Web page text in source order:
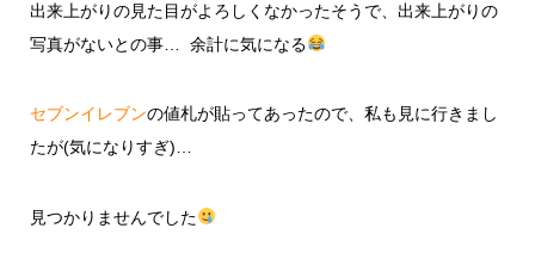
出来上がりの見た目がよろしくなかったそうで、出来上がりの
写真がないとの事… 余計に気になる
セブンイレブンの値札が貼ってあったので、私も見に行きまし
たが(気になりすぎ)…
見つかりませんでした